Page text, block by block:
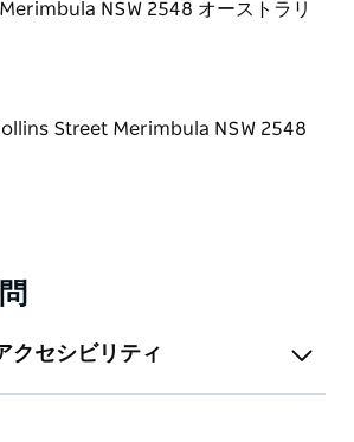
バース サイクル エアコンが備え付
てのベッドルームにはシーリング
れています。さらに、ラウンジ ル
NSW 2548 オーストラリ
クセシビリティ